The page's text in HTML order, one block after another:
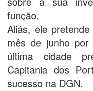
função.
Aliás, ele
mês de junho
última cidade
Capitania dos
sucesso na DGN.